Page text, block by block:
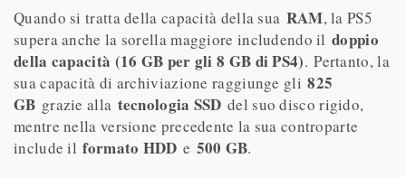
Quando si tratta della capacità della sua RAM, la PS5
supera anche la sorella maggiore includendo ildoppio
della capacità (16 GB per gli 8 GB di PS4). Pertanto, la
sua capacità di archiviazione raggiunge gli825
GB grazie alla tecnologia SSDdel suo disco rigido,
mentre nella versione precedente la sua controparte
include ilformato HDD e 500 GB.